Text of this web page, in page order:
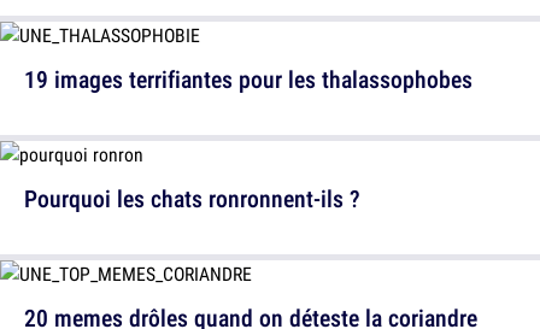
19 images terrifiantes pour les thalassophobes
20 memes drôles quand on déteste la coriandre
Pourquoi les chats ronronnent-ils ?